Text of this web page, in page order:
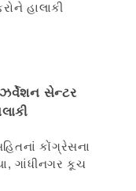
સેન્ટર